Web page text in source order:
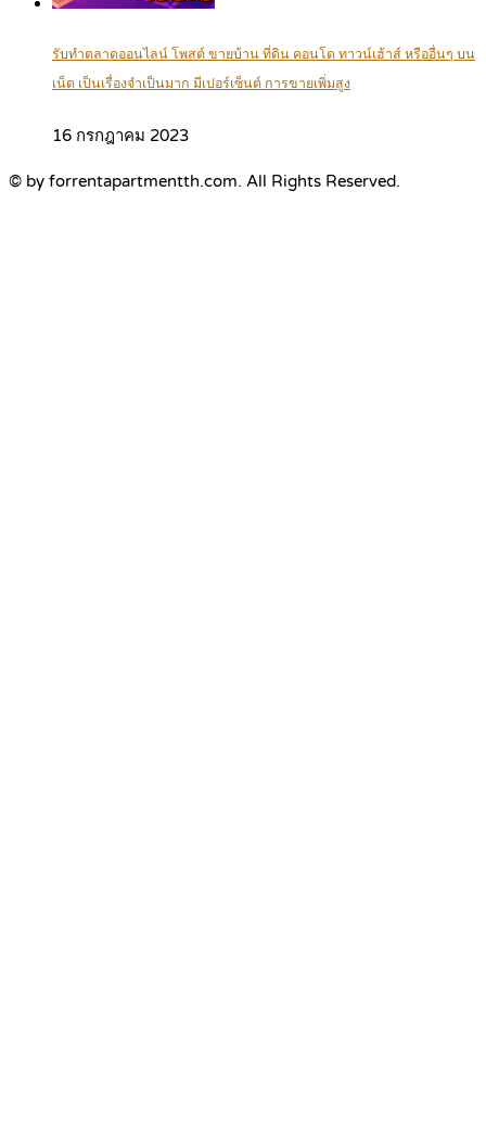
รับทำตลาดออนไลน์ โพสต์ ขายบ้าน ที่ดิน คอนโด ทาวน์เฮ้าส์ หรืออื่นๆ บน
เน็ต เป็นเรื่องจำเป็นมาก มีเปอร์เซ็นต์ การขายเพิ่มสูง
16 กรกฎาคม 2023
© by forrentapartmentth.com. All Rights Reserved.